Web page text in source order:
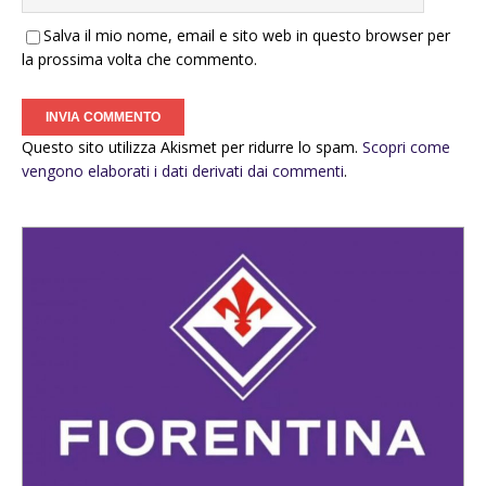
Salva il mio nome, email e sito web in questo browser per
la prossima volta che commento.
Questo sito utilizza Akismet per ridurre lo spam. Scopri come
vengono elaborati i dati derivati dai commenti.